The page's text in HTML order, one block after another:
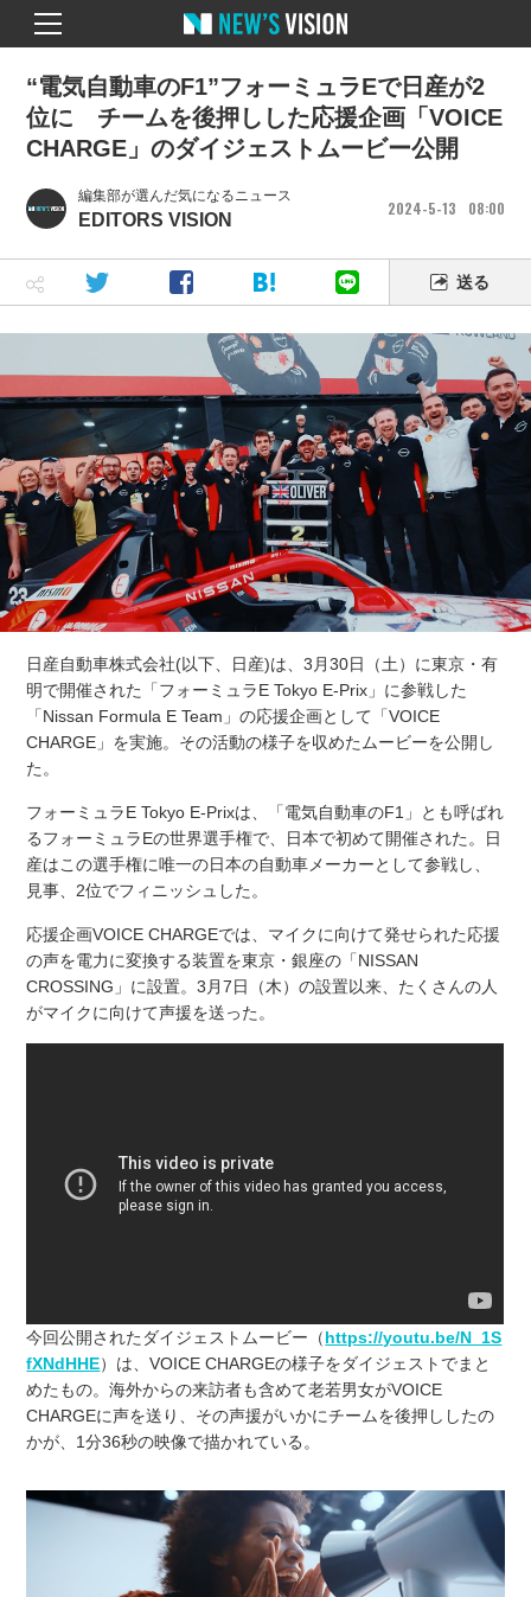
編集部が選んだ気になるニュース
EDITORS VISION
2024 5 13 08 00
“電気自動車のF1”フォーミュラEで日産が2
位に チームを後押しした応援企画「VOICE
CHARGE」のダイジェストムービー公開
送る
日産自動車株式会社(以下、日産)は、3月30日（土）に東京・有
明で開催された「フォーミュラE Tokyo E-Prix」に参戦した
「Nissan Formula E Team」の応援企画として「VOICE
CHARGE」を実施。その活動の様子を収めたムービーを公開し
た。
フォーミュラE Tokyo E-Prixは、「電気自動車のF1」とも呼ばれ
るフォーミュラEの世界選手権で、日本で初めて開催された。日
産はこの選手権に唯一の日本の自動車メーカーとして参戦し、
見事、2位でフィニッシュした。
応援企画VOICE CHARGEでは、マイクに向けて発せられた応援
の声を電力に変換する装置を東京・銀座の「NISSAN
CROSSING」に設置。3月7日（木）の設置以来、たくさんの人
がマイクに向けて声援を送った。
今回公開されたダイジェストムービー（https://youtu.be/N_1S
fXNdHHE）は、VOICE CHARGEの様子をダイジェストでまと
めたもの。海外からの来訪者も含めて老若男女がVOICE
CHARGEに声を送り、その声援がいかにチームを後押ししたの
かが、1分36秒の映像で描かれている。